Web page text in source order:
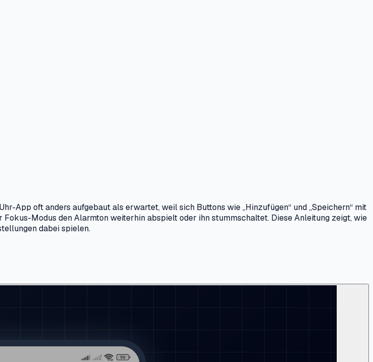
App oft anders aufgebaut als erwartet, weil sich Buttons wie „Hinzufügen“ und „Speichern“ mit
Modus den Alarmton weiterhin abspielt oder ihn stummschaltet. Diese Anleitung zeigt, wie
dabei spielen.